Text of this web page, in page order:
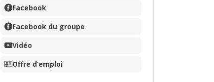
Facebook
Facebook du groupe
Vidéo
Offre d’emploi